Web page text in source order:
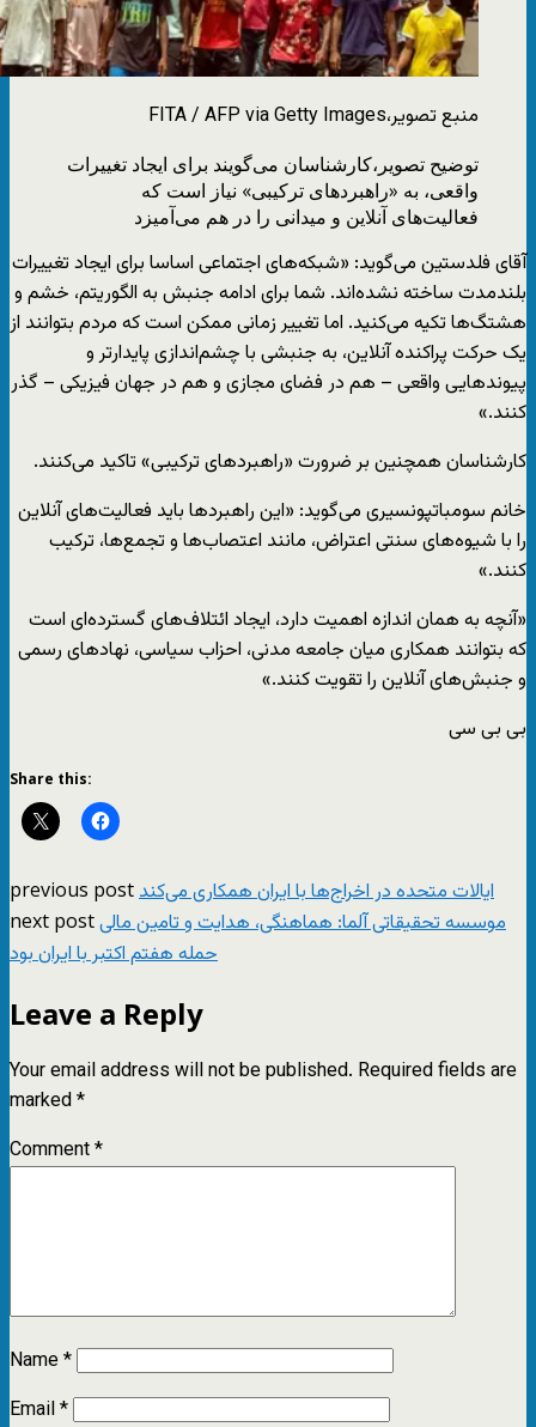
منبع تصویر،FITA / AFP via Getty Images
توضیح تصویر،کارشناسان می‌گویند برای ایجاد تغییرات
واقعی، به «راهبردهای ترکیبی» نیاز است که
فعالیت‌های آنلاین و میدانی را در هم می‌آمیزد
آقای فلدستین می‌گوید: «شبکه‌های اجتماعی اساسا برای ایجاد تغییرات
بلندمدت ساخته نشده‌اند. شما برای ادامه جنبش به الگوریتم‌، خشم و
هشتگ‌ها تکیه می‌کنید. اما تغییر زمانی ممکن است که مردم بتوانند از
یک حرکت پراکنده آنلاین، به جنبشی با چشم‌اندازی پایدارتر و
پیوندهایی واقعی – هم در فضای مجازی و هم در جهان فیزیکی – گذر
کنند.»
کارشناسان همچنین بر ضرورت «راهبردهای ترکیبی» تاکید می‌کنند.
خانم سومباتپونسیری می‌گوید: «این راهبردها باید فعالیت‌های آنلاین
را با شیوه‌های سنتی اعتراض، مانند اعتصاب‌ها و تجمع‌ها، ترکیب
کنند.»
«آنچه به همان اندازه اهمیت دارد، ایجاد ائتلاف‌های گسترده‌ای است
که بتوانند همکاری میان جامعه مدنی، احزاب سیاسی، نهادهای رسمی
و جنبش‌های آنلاین را تقویت کنند.»
بی بی سی
Share this:
previous postایالات متحده در اخراج‌ها با ایران همکاری می‌کند
next postموسسه تحقیقاتی آلما: هماهنگی‌، هدایت و تامین مالی
حمله هفتم اکتبر با ایران بود
Leave a Reply
Your email address will not be published. Required fields are
marked*
Comment*
Name*
Email*